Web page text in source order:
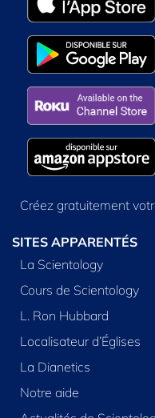
Créez gratuitement
SITES APPARENTÉS
La Scientology
Cours de Scientology
L. Ron Hubbard
Localisateur d’Églises
La Dianetics
Notre aide